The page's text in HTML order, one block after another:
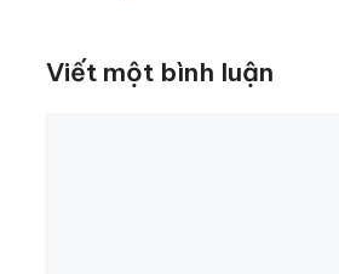
Viết một bình luận